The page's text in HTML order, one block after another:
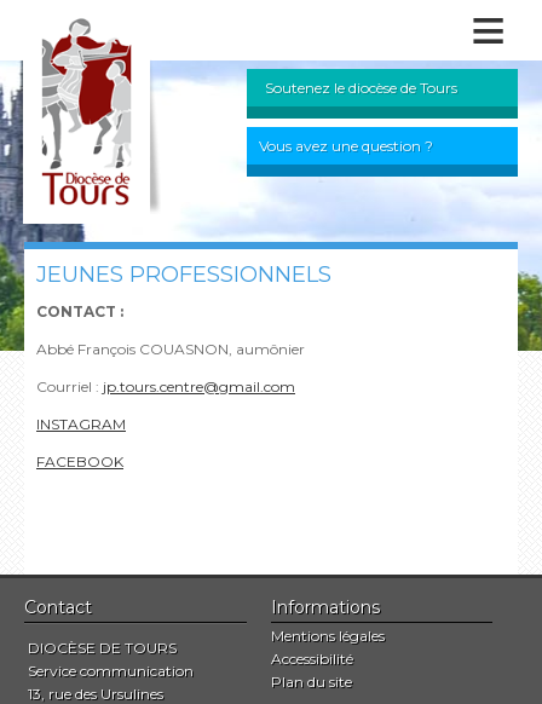
≡
Soutenez le diocèse de Tours
Vous avez une question ?
JEUNES PROFESSIONNELS
CONTACT :
Abbé François COUASNON, aumônier
Courriel : jp.tours.centre@gmail.com
INSTAGRAM
FACEBOOK
Contact
DIOCÈSE DE TOURS
Service communication
13, rue des Ursulines
Informations
Mentions légales
Accessibilité
Plan du site